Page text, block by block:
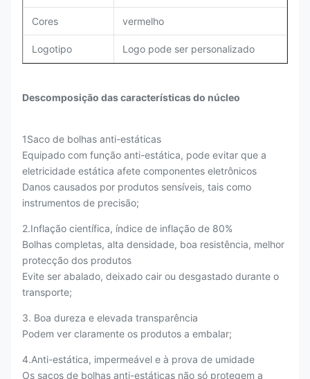
Cores vermelho
Logotipo Logo pode ser personalizado
Descomposição das características do núcleo
1Saco de bolhas anti-estáticas
Equipado com função anti-estática, pode evitar que a
eletricidade estática afete componentes eletrônicos
Danos causados por produtos sensíveis, tais como
instrumentos de precisão;
2.Inflação científica, índice de inflação de 80%
Bolhas completas, alta densidade, boa resistência, melhor
protecção dos produtos
Evite ser abalado, deixado cair ou desgastado durante o
transporte;
3. Boa dureza e elevada transparência
Podem ver claramente os produtos a embalar;
4.Anti-estática, impermeável e à prova de umidade
Os sacos de bolhas anti-estáticas não só protegem a